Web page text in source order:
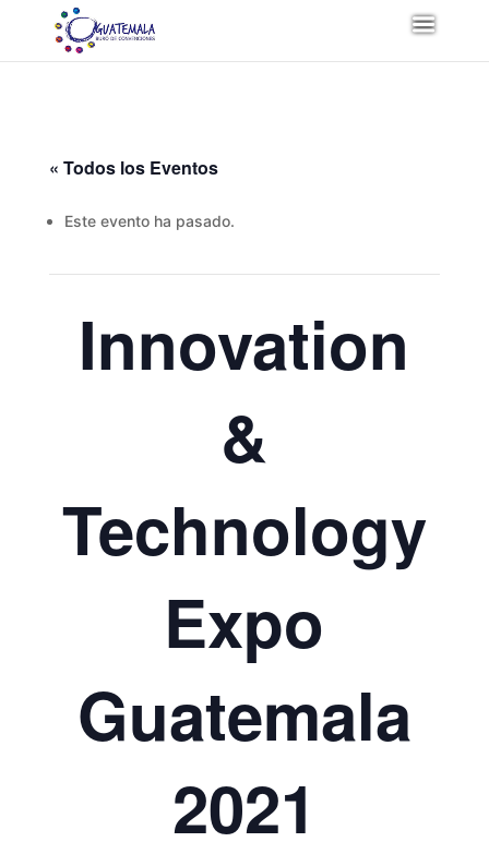
« Todos los Eventos
Este evento ha pasado.
Innovation
&
Technology
Expo
Guatemala
2021